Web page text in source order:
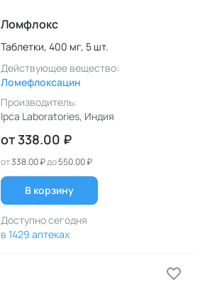
Ломфлокс
Таблетки, 400 мг, 5 шт.
Действующее вещество:
Ломефлоксацин
Производитель:
Ipca Laboratories, Индия
от 338.00 ₽
от338.00 ₽до550.00 ₽
В корзину
Доступно сегодня
в 1429 аптеках